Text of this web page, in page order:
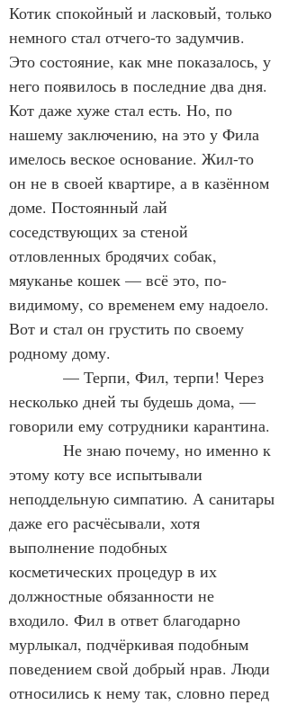
Котик спокойный и ласковый, только
немного стал отчего-то задумчив.
Это состояние, как мне показалось, у
него появилось в последние два дня.
Кот даже хуже стал есть. Но, по
нашему заключению, на это у Фила
имелось веское основание. Жил-то
он не в своей квартире, а в казённом
доме. Постоянный лай
соседствующих за стеной
отловленных бродячих собак,
мяуканье кошек — всё это, по-
видимому, со временем ему надоело.
Вот и стал он грустить по своему
родному дому.
несколько дней ты будешь дома, —
говорили ему сотрудники карантина.
этому коту все испытывали
неподдельную симпатию. А санитары
даже его расчёсывали, хотя
выполнение подобных
косметических процедур в их
должностные обязанности не
входило. Фил в ответ благодарно
мурлыкал, подчёркивая подобным
поведением свой добрый нрав. Люди
относились к нему так, словно перед